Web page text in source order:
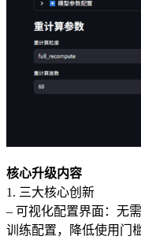
核心升级内容
1. 三大核心创新
– 可视化配置界面：无
训练配置，降低使用门槛